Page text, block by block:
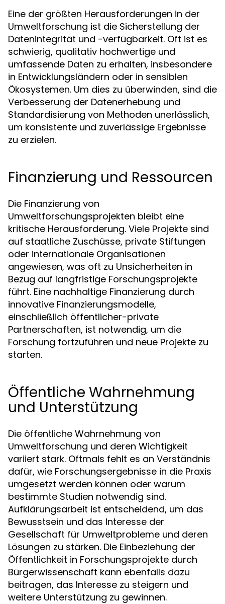
Eine der größten Herausforderungen in der
Umweltforschung ist die Sicherstellung der
Datenintegrität und -verfügbarkeit. Oft ist es
schwierig, qualitativ hochwertige und
umfassende Daten zu erhalten, insbesondere
in Entwicklungsländern oder in sensiblen
Ökosystemen. Um dies zu überwinden, sind die
Verbesserung der Datenerhebung und
Standardisierung von Methoden unerlässlich,
um konsistente und zuverlässige Ergebnisse
zu erzielen.
Finanzierung und Ressourcen
Die Finanzierung von
Umweltforschungsprojekten bleibt eine
kritische Herausforderung. Viele Projekte sind
auf staatliche Zuschüsse, private Stiftungen
oder internationale Organisationen
angewiesen, was oft zu Unsicherheiten in
Bezug auf langfristige Forschungsprojekte
führt. Eine nachhaltige Finanzierung durch
innovative Finanzierungsmodelle,
einschließlich öffentlicher-private
Partnerschaften, ist notwendig, um die
Forschung fortzuführen und neue Projekte zu
starten.
Öffentliche Wahrnehmung
und Unterstützung
Die öffentliche Wahrnehmung von
Umweltforschung und deren Wichtigkeit
variiert stark. Oftmals fehlt es an Verständnis
dafür, wie Forschungsergebnisse in die Praxis
umgesetzt werden können oder warum
bestimmte Studien notwendig sind.
Aufklärungsarbeit ist entscheidend, um das
Bewusstsein und das Interesse der
Gesellschaft für Umweltprobleme und deren
Lösungen zu stärken. Die Einbeziehung der
Öffentlichkeit in Forschungsprojekte durch
Bürgerwissenschaft kann ebenfalls dazu
beitragen, das Interesse zu steigern und
weitere Unterstützung zu gewinnen.